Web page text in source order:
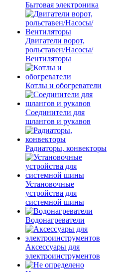
Бытовая электроника
Двигатели ворот,
рольставен/Насосы/
Вентиляторы
Котлы и обогреватели
Соединители для
шлангов и рукавов
Радиаторы, конвекторы
Установочные
устройства для
системной шины
Водонагреватели
Аксессуары для
электроинструментов